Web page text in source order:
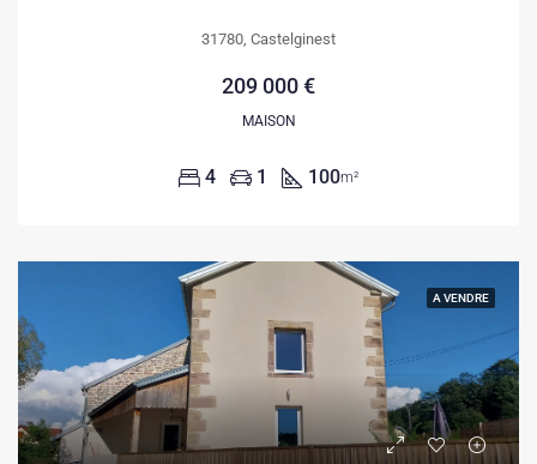
31780, Castelginest
209 000 €
MAISON
4 1 100m²
A VENDRE